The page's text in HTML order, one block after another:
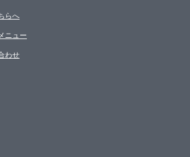
らへ
ニュー
わせ